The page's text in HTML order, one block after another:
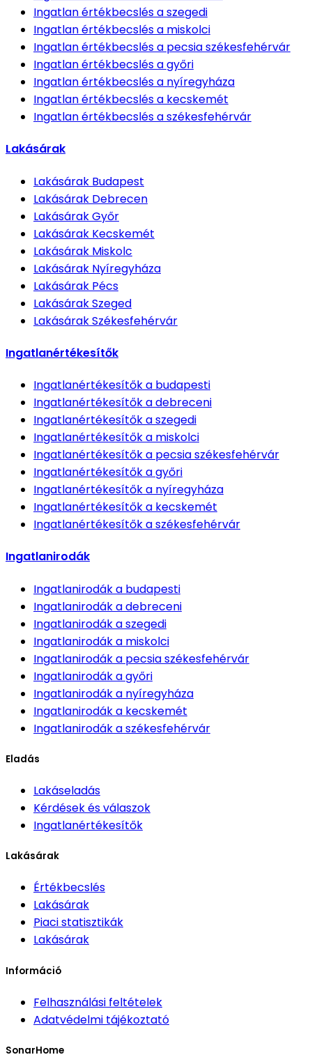
Ingatlan értékbecslésa szegedi
Ingatlan értékbecslésa miskolci
Ingatlan értékbecslésa pecsia székesfehérvár
Ingatlan értékbecslésa győri
Ingatlan értékbecslésa nyíregyháza
Ingatlan értékbecslésa kecskemét
Ingatlan értékbecslésa székesfehérvár
Lakásárak
Lakásárak Budapest
Lakásárak Debrecen
LakásárakGyőr
Lakásárak Kecskemét
Lakásárak Miskolc
Lakásárak Nyíregyháza
Lakásárak Pécs
LakásárakSzeged
LakásárakSzékesfehérvár
Ingatlanértékesítők
Ingatlanértékesítőka budapesti
Ingatlanértékesítőka debreceni
Ingatlanértékesítőka szegedi
Ingatlanértékesítőka miskolci
Ingatlanértékesítőka pecsia székesfehérvár
Ingatlanértékesítőka győri
Ingatlanértékesítőka nyíregyháza
Ingatlanértékesítőka kecskemét
Ingatlanértékesítőka székesfehérvár
Ingatlanirodák
Ingatlanirodáka budapesti
Ingatlanirodáka debreceni
Ingatlanirodáka szegedi
Ingatlanirodáka miskolci
Ingatlanirodáka pecsia székesfehérvár
Ingatlanirodáka győri
Ingatlanirodáka nyíregyháza
Ingatlanirodáka kecskemét
Ingatlanirodáka székesfehérvár
Eladás
Lakáseladás
Kérdések és válaszok
Ingatlanértékesítők
Lakásárak
Értékbecslés
Lakásárak
Piaci statisztikák
Lakásárak
Információ
Felhasználási feltételek
Adatvédelmi tájékoztató
SonarHome